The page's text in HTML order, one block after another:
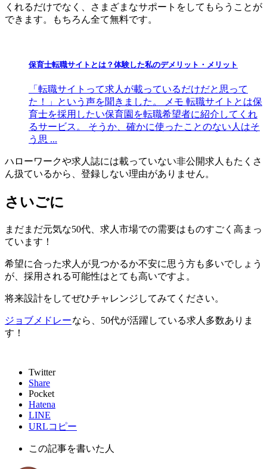
くれるだけでなく、さまざまなサポートをしてもらうことが
できます。もちろん全て無料です。
保育士転職サイトとは？体験した私のデメリット・メリット
「転職サイトって求人が載っているだけだと思って
た！」という声を聞きました。 メモ 転職サイトとは保
育士を採用したい保育園を転職希望者に紹介してくれ
るサービス。 そうか、確かに使ったことのない人はそ
う思 ...
ハローワークや求人誌には載っていない非公開求人もたくさ
ん扱ているから、登録しない理由がありません。
さいごに
まだまだ元気な50代、求人市場での需要はものすごく高まっ
ています！
希望に合った求人が見つかるか不安に思う方も多いでしょう
が、採用される可能性はとても高いですよ。
将来設計をしてぜひチャレンジしてみてください。
ジョブメドレーなら、50代が活躍している求人多数ありま
す！
Twitter
Share
Pocket
Hatena
LINE
URLコピー
この記事を書いた人